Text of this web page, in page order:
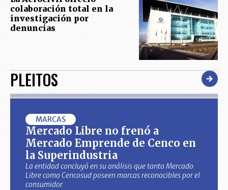
colaboración total en la
investigación por
denuncias
PLEITOS
MARCAS
Mercado Libre no frenó a
Mercado Emprende de Cenco en
la Superindustria
La entidad concluyó en su análisis que tanto Mercado
Libre como Cencosud poseen marcas reconocibles por el
consumidor